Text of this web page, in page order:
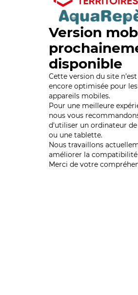
Version
disponible
Cette version du site
encore optimisée pour les
appareils mobiles.
Pour une meilleure
nous vous
d'utiliser un ordinateur de
ou une tablette.
Nous travaillons
améliorer la
Merci de votre